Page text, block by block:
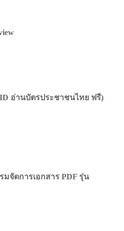
ID อ่านบัตรประชาชนไทย ฟรี)
มจัดการเอกสาร PDF รุ่น